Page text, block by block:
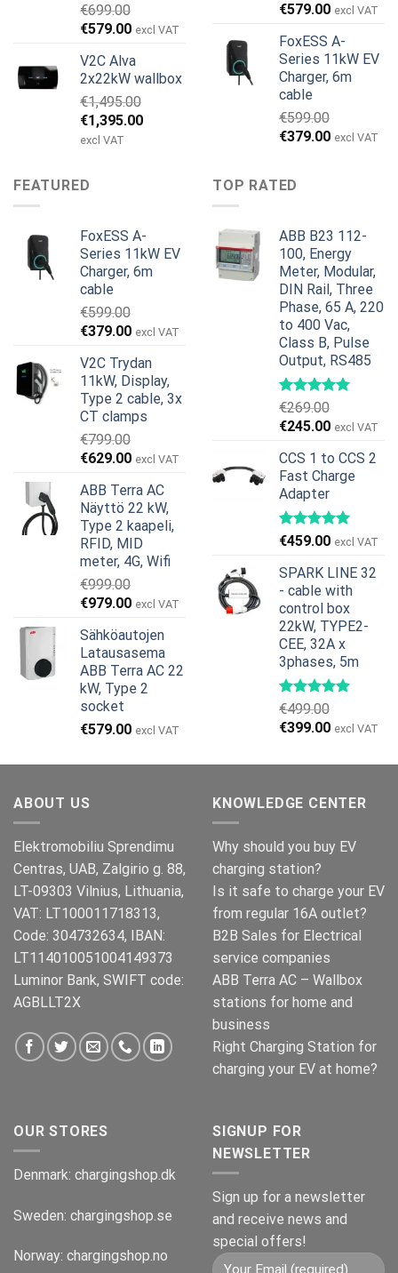
€699.00
Alkuperäinen
oli:
€699.00.
€579.00Nykyinen
on:
€579.00.
excl VAT
V2C Alva
2x22kW wallbox
€1,495.00
Alkuperäinen
hinta
€1,495.00.
€1,395.00Nykyinen
excl VAT
€579.00 excl VAT
FoxESS A-
Series 11kW EV
Charger, 6m
cable
€599.00
Alkuperäinen
€599.00.
€379.00Nykyinen
excl VAT
FEATURED
FoxESS A-
Series 11kW EV
Charger, 6m
cable
€599.00
Alkuperäinen
oli:
€599.00.
€379.00Nykyinen
on:
€379.00.
excl VAT
V2C Trydan
11kW, Display,
Type 2 cable, 3x
CT clamps
€799.00
Alkuperäinen
oli:
€799.00.
€629.00Nykyinen
on:
€629.00.
excl VAT
ABB Terra AC
Näyttö 22 kW,
Type 2 kaapeli,
RFID, MID
meter, 4G, Wifi
€999.00
Alkuperäinen
oli:
€999.00.
€979.00Nykyinen
on:
€979.00.
excl VAT
Sähköautojen
Latausasema
ABB Terra AC 22
kW, Type 2
socket
€579.00 excl VAT
TOP RATED
ABB B23 112-
100, Energy
Meter, Modular,
DIN Rail, Three
Phase, 65 A, 220
to 400 Vac,
Class B, Pulse
Output, RS485
€269.00
Alkuperäinen
oli:
€269.00.
€245.00Nykyinen
on:
€245.00.
excl VAT
CCS 1 to CCS 2
Fast Charge
Adapter
€459.00 excl VAT
SPARK LINE 32
- cable with
control box
22kW, TYPE2-
CEE, 32A x
3phases, 5m
€499.00
Alkuperäinen
oli:
€399.00Nykyinen
on:
excl VAT
ABOUT US
Elektromobiliu Sprendimu
Centras, UAB, Zalgirio g. 88,
LT-09303 Vilnius, Lithuania,
VAT: LT100011718313,
Code: 304732634, IBAN:
LT114010051004149373
Luminor Bank, SWIFT code:
AGBLLT2X
KNOWLEDGE CENTER
Why should you buy EV
charging station?
Is it safe to charge your EV
from regular 16A outlet?
B2B Sales for Electrical
service companies
ABB Terra AC – Wallbox
stations for home and
business
Right Charging Station for
charging your EV at home?
OUR STORES
Denmark: chargingshop.dk
Sweden: chargingshop.se
Norway: chargingshop.no
SIGNUP FOR
NEWSLETTER
Sign up for a newsletter
and receive news and
special offers!